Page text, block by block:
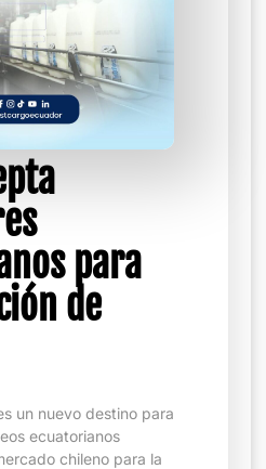
para
de
un nuevo destino para
ecuatorianos
chileno para la